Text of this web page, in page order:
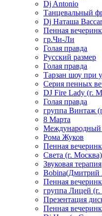
Dj Antonio
Танцевальный
Dj Наташа
Пенная
гр.Чи-Ли
Голая правда
Русский размер
Голая правда
Тарзан шоу при
Серия пенных
DJ Fire Lady (г.
Голая правда
группа Винтаж
8 Марта
Международный
Рома Жуков
Пенная
Света (г. Москва)
Звуковая терапия
Bobina(Дмитрий
Пенная
группа Лицей
Презентация
Пенная